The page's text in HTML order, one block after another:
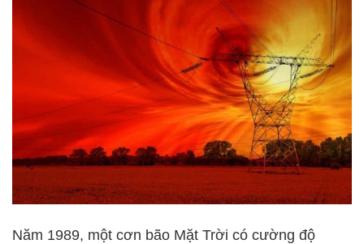
Năm 1989, một cơn bão Mặt Trời có cường độ